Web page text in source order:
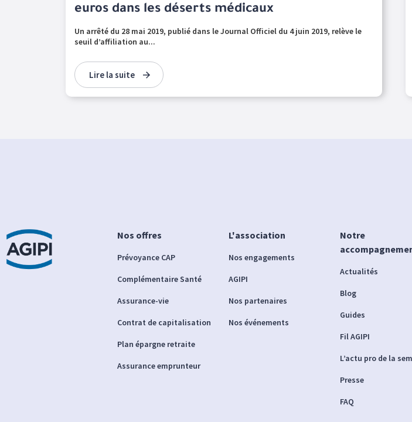
euros dans les déserts médicaux
Un arrêté du 28 mai 2019, publié dans le Journal Officiel du 4 juin 2019, relève le
seuil d’affiliation au...
Lire la suite
Nos offres
Prévoyance CAP
Complémentaire Santé
Assurance-vie
Contrat de capitalisation
Plan épargne retraite
Assurance emprunteur
L'association
Nos engagements
AGIPI
Nos partenaires
Nos événements
Notre
Actualités
Blog
Guides
Fil AGIPI
L’actu pro de la
Presse
FAQ